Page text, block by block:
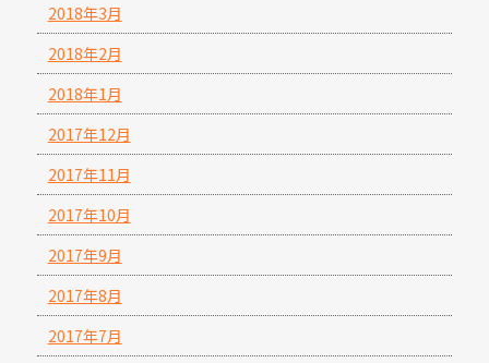
2018年3月
2018年2月
2018年1月
2017年12月
2017年11月
2017年10月
2017年9月
2017年8月
2017年7月